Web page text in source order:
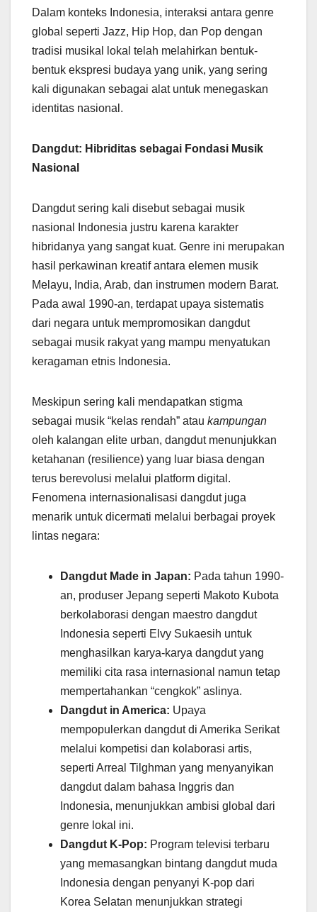
Dalam konteks Indonesia, interaksi antara genre
global seperti Jazz, Hip Hop, dan Pop dengan
tradisi musikal lokal telah melahirkan bentuk-
bentuk ekspresi budaya yang unik, yang sering
kali digunakan sebagai alat untuk menegaskan
identitas nasional.
Dangdut: Hibriditas sebagai Fondasi Musik
Nasional
Dangdut sering kali disebut sebagai musik
nasional Indonesia justru karena karakter
hibridanya yang sangat kuat. Genre ini merupakan
hasil perkawinan kreatif antara elemen musik
Melayu, India, Arab, dan instrumen modern Barat.
Pada awal 1990-an, terdapat upaya sistematis
dari negara untuk mempromosikan dangdut
sebagai musik rakyat yang mampu menyatukan
keragaman etnis Indonesia.
Meskipun sering kali mendapatkan stigma
sebagai musik “kelas rendah” atau kampungan
oleh kalangan elite urban, dangdut menunjukkan
ketahanan (resilience) yang luar biasa dengan
terus berevolusi melalui platform digital.
Fenomena internasionalisasi dangdut juga
menarik untuk dicermati melalui berbagai proyek
lintas negara:
Dangdut Made in Japan: Pada tahun 1990-
an, produser Jepang seperti Makoto Kubota
berkolaborasi dengan maestro dangdut
Indonesia seperti Elvy Sukaesih untuk
menghasilkan karya-karya dangdut yang
memiliki cita rasa internasional namun tetap
mempertahankan “cengkok” aslinya.
Dangdut in America: Upaya
mempopulerkan dangdut di Amerika Serikat
melalui kompetisi dan kolaborasi artis,
seperti Arreal Tilghman yang menyanyikan
dangdut dalam bahasa Inggris dan
Indonesia, menunjukkan ambisi global dari
genre lokal ini.
Dangdut K-Pop: Program televisi terbaru
yang memasangkan bintang dangdut muda
Indonesia dengan penyanyi K-pop dari
Korea Selatan menunjukkan strategi